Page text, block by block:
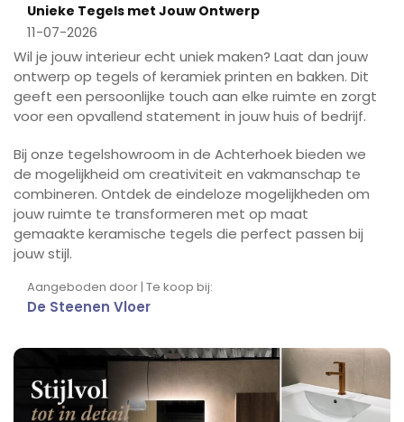
Unieke Tegels met Jouw Ontwerp
11-07-2026
Wil je jouw interieur echt uniek maken? Laat dan jouw
ontwerp op tegels of keramiek printen en bakken. Dit
geeft een persoonlijke touch aan elke ruimte en zorgt
voor een opvallend statement in jouw huis of bedrijf.
Bij onze tegelshowroom in de Achterhoek bieden we
de mogelijkheid om creativiteit en vakmanschap te
combineren. Ontdek de eindeloze mogelijkheden om
jouw ruimte te transformeren met op maat
gemaakte keramische tegels die perfect passen bij
jouw stijl.
Aangeboden door | Te koop bij:
De Steenen Vloer